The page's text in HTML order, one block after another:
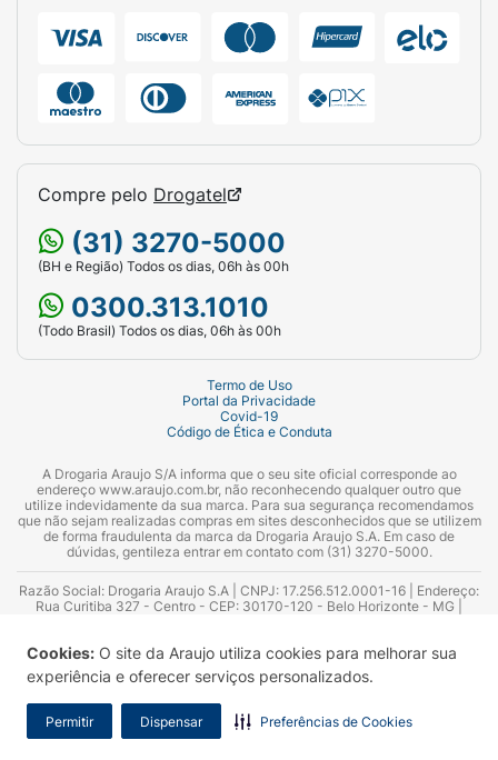
Cookies: O site da Araujo utiliza cookies para melhorar sua
experiência e oferecer serviços personalizados.
Permitir Dispensar Preferências de Cookies
Compre pelo Drogatel
(31) 3270-5000
(BH e Região) Todos os dias, 06h às 00h
0300.313.1010
(Todo Brasil) Todos os dias, 06h às 00h
Termo de Uso
Portal da Privacidade
Covid-19
Código de Ética e Conduta
A Drogaria Araujo S/A informa que o seu site oficial corresponde ao
endereço www.araujo.com.br, não reconhecendo qualquer outro que
utilize indevidamente da sua marca. Para sua segurança recomendamos
que não sejam realizadas compras em sites desconhecidos que se utilizem
de forma fraudulenta da marca da Drogaria Araujo S.A. Em caso de
dúvidas, gentileza entrar em contato com (31) 3270-5000.
Razão Social: Drogaria Araujo S.A | CNPJ: 17.256.512.0001-16 | Endereço:
Rua Curitiba 327 - Centro - CEP: 30170-120 - Belo Horizonte - MG |
Azevedo Guimarães – CRF 10.965 | Yasmin Silva Alvarenga – CRF 52.584 -
Consultor substituto: Thiago Aguiar Pinheiro - CRF Nº 13.748. Alvará
Sanitário: 2025020713 | Autorização de Funcionamento da Empresa (AFE):